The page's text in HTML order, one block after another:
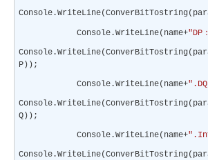
Console.WriteLine(name+"DP：
P));
Console.WriteLine(name+
Q));
Console.WriteLine(name+